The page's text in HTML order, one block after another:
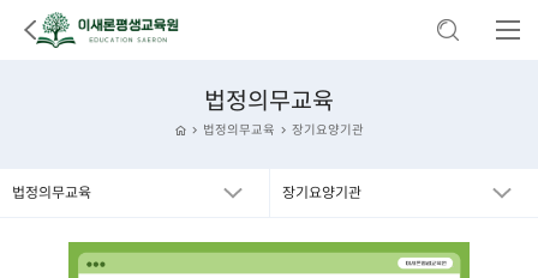
법정의무교육
법정의무교육 장기요양기관
법정의무교육 장기요양기관